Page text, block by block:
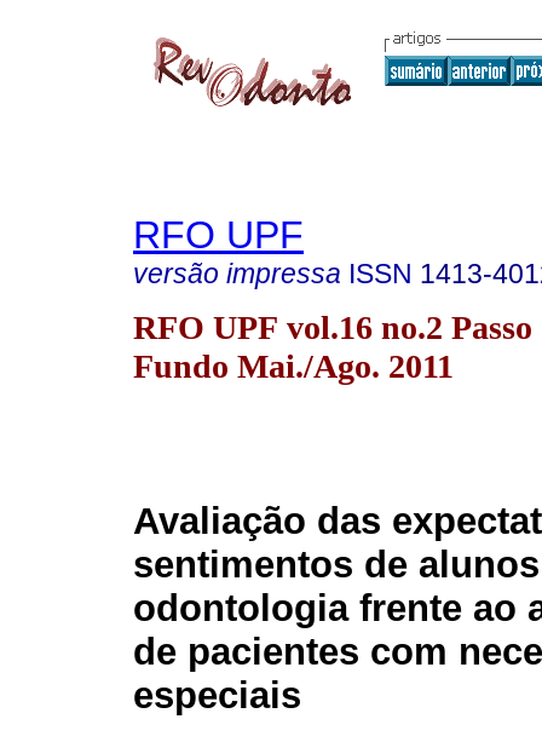
RFO UPF
versão impressa ISSN 1413-
RFO UPF vol.16 no.2 Passo
Fundo Mai./Ago. 2011
Avaliação das
sentimentos de
odontologia frente ao
de pacientes com
especiais